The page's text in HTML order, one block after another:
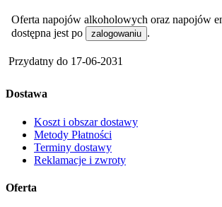
Oferta napojów alkoholowych oraz napojów
dostępna jest po
zalogowaniu .
Przydatny do 17-06-2031
Dostawa
Koszt i obszar dostawy
Metody Płatności
Terminy dostawy
Reklamacje i zwroty
Oferta